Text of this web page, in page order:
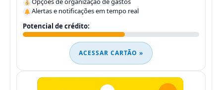
Alertas e notificações em tempo real
Potencial de crédito:
ACESSAR CARTÃO »